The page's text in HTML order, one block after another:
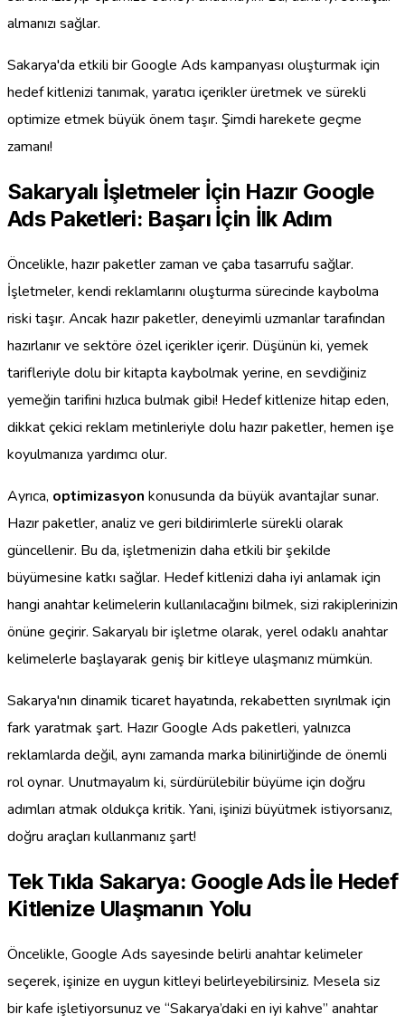
almanızı sağlar.
Sakarya'da etkili bir Google Ads kampanyası oluşturmak için
hedef kitlenizi tanımak, yaratıcı içerikler üretmek ve sürekli
optimize etmek büyük önem taşır. Şimdi harekete geçme
zamanı!
Sakaryalı İşletmeler İçin Hazır Google
Ads Paketleri: Başarı İçin İlk Adım
Öncelikle, hazır paketler zaman ve çaba tasarrufu sağlar.
İşletmeler, kendi reklamlarını oluşturma sürecinde kaybolma
riski taşır. Ancak hazır paketler, deneyimli uzmanlar tarafından
hazırlanır ve sektöre özel içerikler içerir. Düşünün ki, yemek
tarifleriyle dolu bir kitapta kaybolmak yerine, en sevdiğiniz
yemeğin tarifini hızlıca bulmak gibi! Hedef kitlenize hitap eden,
dikkat çekici reklam metinleriyle dolu hazır paketler, hemen işe
koyulmanıza yardımcı olur.
Ayrıca, optimizasyon konusunda da büyük avantajlar sunar.
Hazır paketler, analiz ve geri bildirimlerle sürekli olarak
güncellenir. Bu da, işletmenizin daha etkili bir şekilde
büyümesine katkı sağlar. Hedef kitlenizi daha iyi anlamak için
hangi anahtar kelimelerin kullanılacağını bilmek, sizi rakiplerinizin
önüne geçirir. Sakaryalı bir işletme olarak, yerel odaklı anahtar
kelimelerle başlayarak geniş bir kitleye ulaşmanız mümkün.
Sakarya'nın dinamik ticaret hayatında, rekabetten sıyrılmak için
fark yaratmak şart. Hazır Google Ads paketleri, yalnızca
reklamlarda değil, aynı zamanda marka bilinirliğinde de önemli
rol oynar. Unutmayalım ki, sürdürülebilir büyüme için doğru
adımları atmak oldukça kritik. Yani, işinizi büyütmek istiyorsanız,
doğru araçları kullanmanız şart!
Tek Tıkla Sakarya: Google Ads İle Hedef
Kitlenize Ulaşmanın Yolu
Öncelikle, Google Ads sayesinde belirli anahtar kelimeler
seçerek, işinize en uygun kitleyi belirleyebilirsiniz. Mesela siz
bir kafe işletiyorsunuz ve “Sakarya’daki en iyi kahve” anahtar